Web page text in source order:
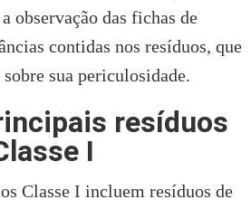
observação das fichas de
contidas nos resíduos, que
sua periculosidade.
resíduos
I
Classe I incluem resíduos de